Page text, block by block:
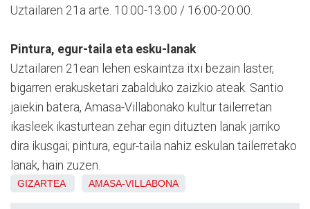
Uztailaren 21a arte. 10:00-13:00 / 16:00-20:00.
Pintura, egur-taila eta esku-lanak
Uztailaren 21ean lehen eskaintza itxi bezain laster,
bigarren erakusketari zabalduko zaizkio ateak. Santio
jaiekin batera, Amasa-Villabonako kultur tailerretan
ikasleek ikasturtean zehar egin dituzten lanak jarriko
dira ikusgai; pintura, egur-taila nahiz eskulan tailerretako
lanak, hain zuzen.
GIZARTEA AMASA-VILLABONA